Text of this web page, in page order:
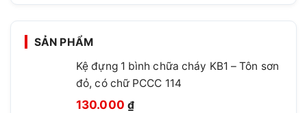
SẢN PHẨM
Kệ đựng 1 bình chữa cháy KB1 – Tôn sơn
đỏ, có chữ PCCC 114
Giá
130.000 ₫Giá